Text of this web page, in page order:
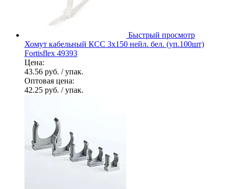
Быстрый просмотр
Хомут кабельный КСС 3х150 нейл. бел. (уп.100шт)
Fortisflex 49393
Цена:
43.56 руб. / упак.
Оптовая цена:
42.25 руб. / упак.